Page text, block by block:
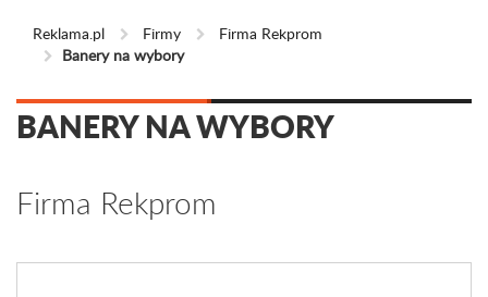
Reklama.pl Firmy
Firma Rekprom
Banery na wybory
BANERY NA WYBORY
Firma Rekprom